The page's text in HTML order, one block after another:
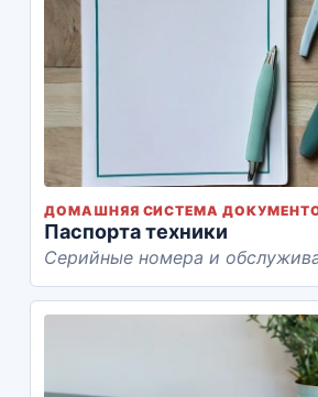
ДОМАШНЯЯ СИСТЕМА
Паспорта техники
Серийные номера и